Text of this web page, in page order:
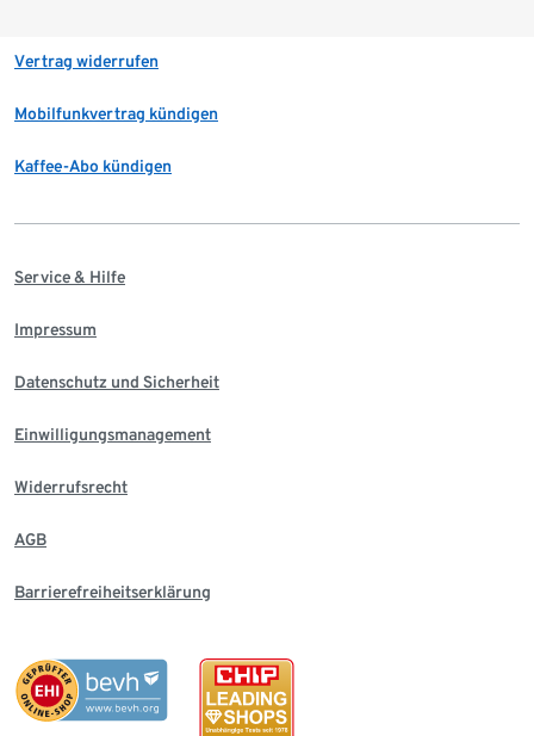
Vertrag widerrufen
Mobilfunkvertrag kündigen
Kaffee-Abo kündigen
Service & Hilfe
Impressum
Datenschutz und Sicherheit
Einwilligungsmanagement
Widerrufsrecht
AGB
Barrierefreiheitserklärung